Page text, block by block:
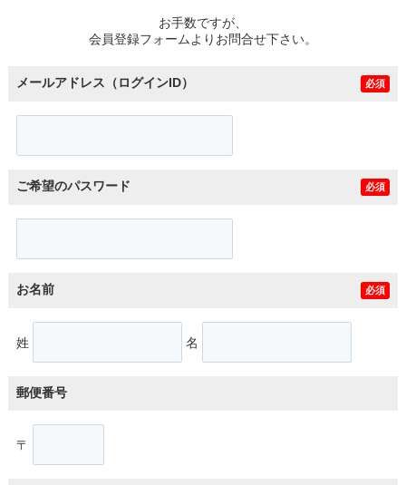
お手数ですが、
会員登録フォームよりお問合せ下さい。
メールアドレス（ログインID） 必須
ご希望のパスワード 必須
お名前 必須
姓 名
郵便番号
〒